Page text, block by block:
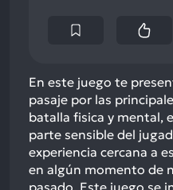
En este juego te
pasaje por las
batalla fisica y mental,
parte sensible del
experiencia cercana a
en algún momento de